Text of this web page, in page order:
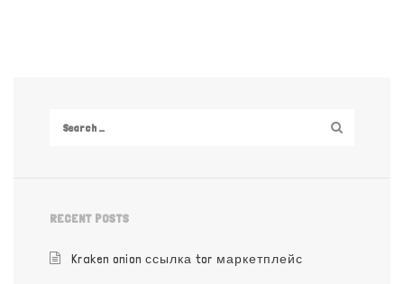
RECENT POSTS
Kraken onion ссылка tor маркетплейс